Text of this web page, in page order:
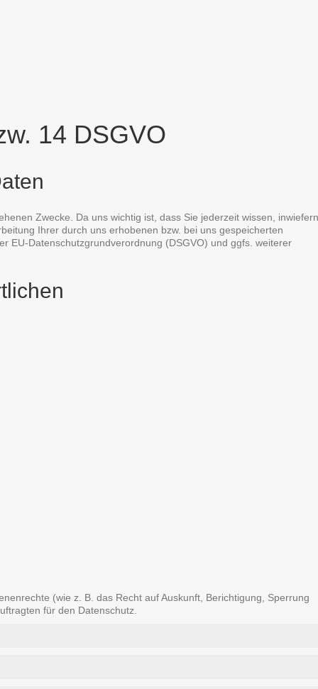
14 DSGVO
Zwecke. Da uns wichtig ist, dass Sie jederzeit wissen, inwiefern
Ihrer durch uns erhobenen bzw. bei uns gespeicherten
EU-Datenschutzgrundverordnung (DSGVO) und ggfs. weiterer
(wie z. B. das Recht auf Auskunft, Berichtigung, Sperrung
für den Datenschutz.